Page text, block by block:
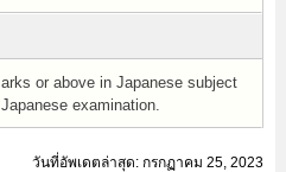
or above in Japanese subject
examination.
วันที่อัพเดตล่าสุด: กรกฏาคม 25, 2023